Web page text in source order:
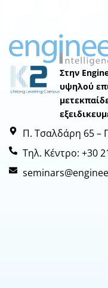
Στην
υψηλού
Π. Τσαλδάρη 65 –
Τηλ. Κέντρο: +30